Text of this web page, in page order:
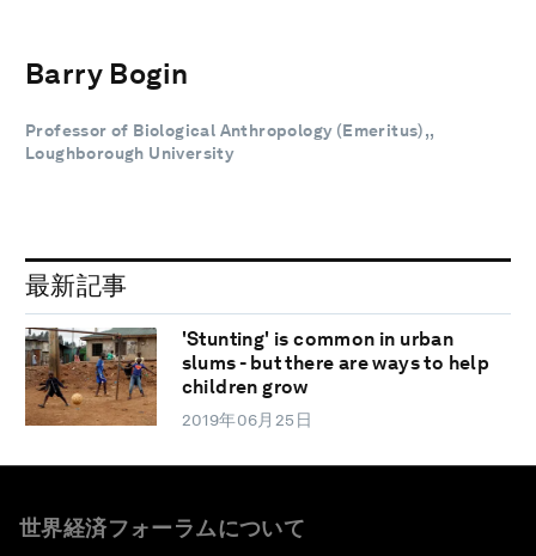
Barry Bogin
Professor of Biological Anthropology (Emeritus),,
Loughborough University
最新記事
'Stunting' is common in urban
slums - but there are ways to help
children grow
2019年06月25日
世界経済フォーラムについて